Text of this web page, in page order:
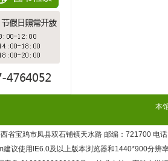
本
省宝鸡市凤县双石铺镇天水路 邮编：721700 电
议使用IE6.0及以上版本浏览器和1440*900分辨